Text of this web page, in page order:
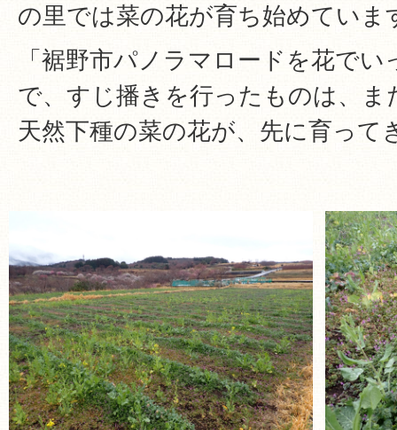
の里では菜の花が育ち始めていま
「裾野市パノラマロードを花で
で、すじ播きを行ったものは、
天然下種の菜の花が、先に育って